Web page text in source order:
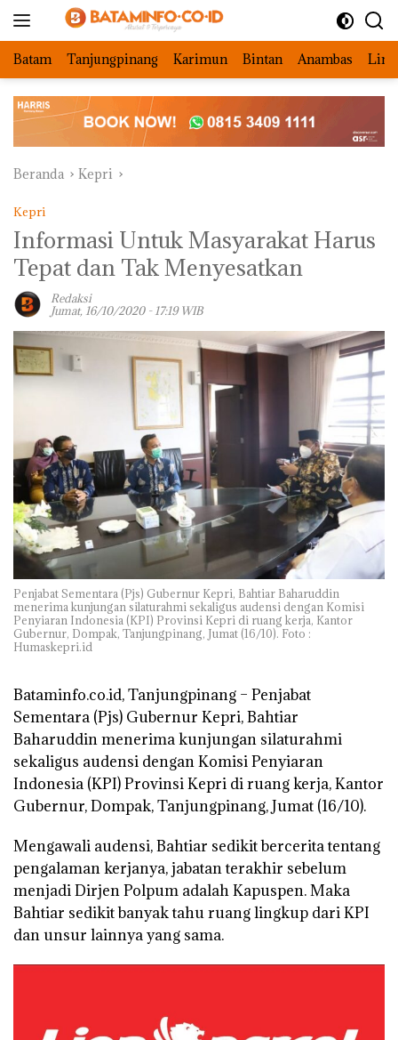
Batam Tanjungpinang Karimun Bintan Anambas
Beranda Kepri
Kepri
Informasi Untuk Masyarakat Harus
Tepat dan Tak Menyesatkan
Redaksi
Jumat, 16/10/2020 - 17:19 WIB
Penjabat Sementara (Pjs) Gubernur Kepri, Bahtiar Baharuddin
menerima kunjungan silaturahmi sekaligus audensi dengan Komisi
Penyiaran Indonesia (KPI) Provinsi Kepri di ruang kerja, Kantor
Gubernur, Dompak, Tanjungpinang, Jumat (16/10). Foto :
Humaskepri.id
Bataminfo.co.id, Tanjungpinang – Penjabat
Sementara (Pjs) Gubernur Kepri, Bahtiar
Baharuddin menerima kunjungan silaturahmi
sekaligus audensi dengan Komisi Penyiaran
Indonesia (KPI) Provinsi Kepri di ruang kerja, Kantor
Gubernur, Dompak, Tanjungpinang, Jumat (16/10).
Mengawali audensi, Bahtiar sedikit bercerita tentang
pengalaman kerjanya, jabatan terakhir sebelum
menjadi Dirjen Polpum adalah Kapuspen. Maka
Bahtiar sedikit banyak tahu ruang lingkup dari KPI
dan unsur lainnya yang sama.